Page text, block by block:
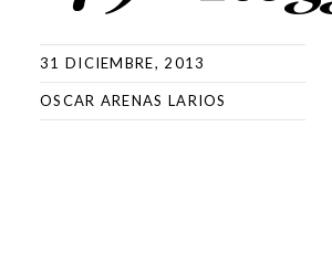
31 DICIEMBRE, 2013
OSCAR ARENAS LARIOS